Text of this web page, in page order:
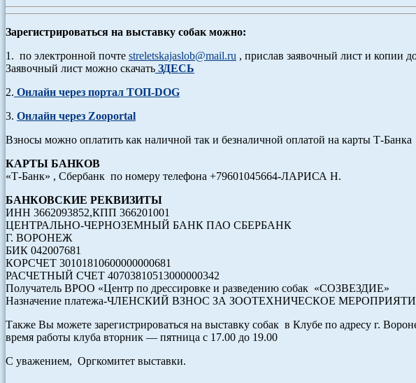
Зарегистрироваться на выставку собак можно:
1. по электронной почте streletskajaslob@mail.ru , прислав заявочный лист и копии
Заявочный лист можно скачать ЗДЕСЬ
2. Онлайн через портал ТОП-DOG
3. Онлайн через Zooportal
Взносы можно оплатить как наличной так и безналичной оплатой на карты Т-
КАРТЫ БАНКОВ
«Т-Банк» , Сбербанк по номеру телефона +79601045664-ЛАРИСА Н.
БАНКОВСКИЕ РЕКВИЗИТЫ
ИНН 3662093852,КПП 366201001
ЦЕНТРАЛЬНО-ЧЕРНОЗЕМНЫЙ БАНК ПАО СБЕРБАНК
Г. ВОРОНЕЖ
БИК 042007681
КОРСЧЕТ 30101810600000000681
РАСЧЕТНЫЙ СЧЕТ 40703810513000000342
Получатель ВРОО «Центр по дрессировке и разведению собак «СОЗВЕЗДИЕ»
Назначение платежа-ЧЛЕНСКИЙ ВЗНОС ЗА ЗООТЕХНИЧЕСКОЕ
Также Вы можете зарегистрироваться на выставку собак в Клубе по адресу г.
время работы клуба вторник — пятница с 17.00 до 19.00
С уважением, Оргкомитет выставки.